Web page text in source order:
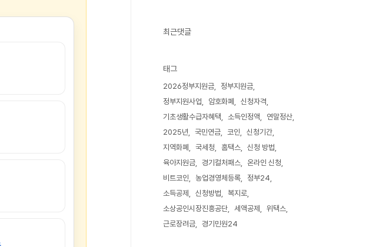
최근댓글
태그
2026정부지원금
정부지원금
정부지원사업
암호화폐
신청자격
기초생활수급자혜택
소득인정액
연말정산
2025년
국민연금 코인
신청기간
지역화폐
국세청 홈택스
신청 방법
육아지원금
경기컬처패스
온라인 신청
비트코인
농업경영체등록
정부24
소득공제
신청방법
복지로
소상공인시장진흥공단
세액공제
위택스
근로장려금
경기민원24